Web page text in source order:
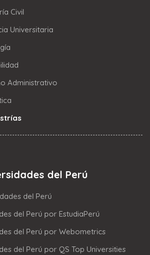
Civil
Universitaria
Administrativo
del Perú
del Perú
del Perú por EstudiaPerú
del Perú por Webometrics
del Perú por QS Top Universities